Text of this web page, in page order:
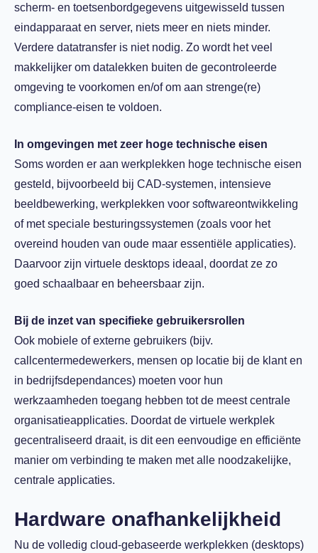
scherm- en toetsenbordgegevens uitgewisseld tussen
eindapparaat en server, niets meer en niets minder.
Verdere datatransfer is niet nodig. Zo wordt het veel
makkelijker om datalekken buiten de gecontroleerde
omgeving te voorkomen en/of om aan strenge(re)
compliance-eisen te voldoen.
In omgevingen met zeer hoge technische eisen
Soms worden er aan werkplekken hoge technische eisen
gesteld, bijvoorbeeld bij CAD-systemen, intensieve
beeldbewerking, werkplekken voor softwareontwikkeling
of met speciale besturingssystemen (zoals voor het
overeind houden van oude maar essentiële applicaties).
Daarvoor zijn virtuele desktops ideaal, doordat ze zo
goed schaalbaar en beheersbaar zijn.
Bij de inzet van specifieke gebruikersrollen
Ook mobiele of externe gebruikers (bijv.
callcentermedewerkers, mensen op locatie bij de klant en
in bedrijfsdependances) moeten voor hun
werkzaamheden toegang hebben tot de meest centrale
organisatieapplicaties. Doordat de virtuele werkplek
gecentraliseerd draait, is dit een eenvoudige en efficiënte
manier om verbinding te maken met alle noodzakelijke,
centrale applicaties.
Hardware onafhankelijkheid
Nu de volledig cloud-gebaseerde werkplekken (desktops)